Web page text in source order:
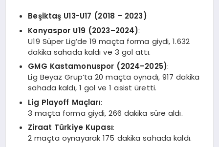
Beşiktaş U13-U17 (2018 – 2023)
Konyaspor U19 (2023–2024):
U19 Süper Lig’de 19 maçta forma giydi, 1.632
dakika sahada kaldı ve 3 gol attı.
GMG Kastamonuspor (2024–2025):
Lig Beyaz Grup’ta 20 maçta oynadı, 917 dakika
sahada kaldı, 1 gol ve 1 asist üretti.
Lig Playoff Maçları:
3 maçta forma giydi, 266 dakika süre aldı.
Ziraat Türkiye Kupası:
2 maçta oynayarak 175 dakika sahada kaldı.